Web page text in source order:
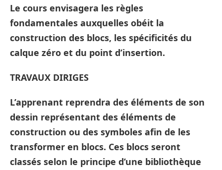
Le cours envisagera les règles
fondamentales auxquelles obéit la
construction des blocs, les spécificités du
calque zéro et du point d’insertion.
TRAVAUX DIRIGES
L’apprenant reprendra des éléments de son
dessin représentant des éléments de
construction ou des symboles afin de les
transformer en blocs. Ces blocs seront
classés selon le principe d’une bibliothèque